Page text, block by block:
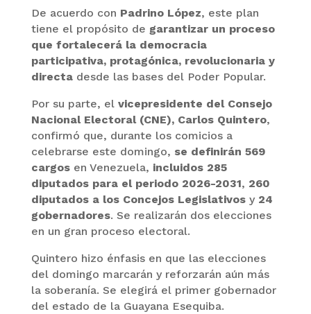
De acuerdo con Padrino López, este plan
tiene el propósito de garantizar un proceso
que fortalecerá la democracia
participativa, protagónica, revolucionaria y
directadesde las bases del Poder Popular.
Por su parte, el vicepresidente del Consejo
Nacional Electoral (CNE), Carlos Quintero,
confirmó que, durante los comicios a
celebrarse este domingo, se definirán 569
cargosen Venezuela, incluidos 285
diputados para el periodo 2026-2031, 260
diputados a los Concejos Legislativosy 24
gobernadores. Se realizarán dos elecciones
en un gran proceso electoral.
Quintero hizo énfasis en que las elecciones
del domingo marcarán y reforzarán aún más
la soberanía. Se elegirá el primer gobernador
del estado de la Guayana Esequiba.